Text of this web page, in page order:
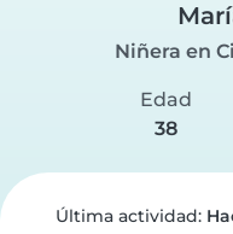
Niñera en
Edad
38
Última actividad: